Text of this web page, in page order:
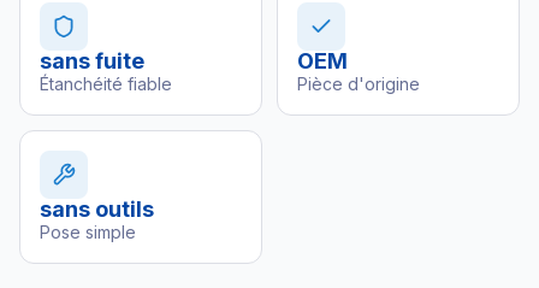
sans fuite
Étanchéité fiable
OEM
Pièce d'origine
sans outils
Pose simple